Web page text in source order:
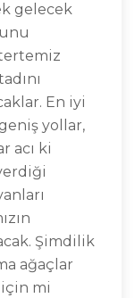
gelecek
En iyi
yollar,
acı ki
Şimdilik
ağaçlar
için mi